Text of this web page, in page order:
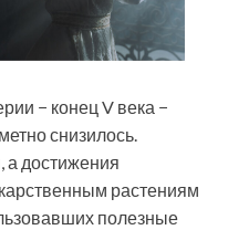
− конец V века −
снизилось.
а достижения
растениям
полезные